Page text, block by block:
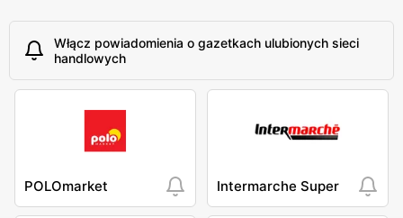
Włącz powiadomienia o gazetkach ulubionych sieci
handlowych
POLOmarket Intermarche Super